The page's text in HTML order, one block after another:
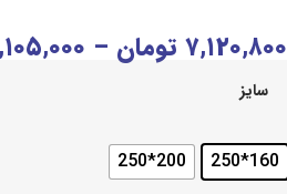
۷,۱۲۰,۸۰۰ تومان –
سایز
160*250
200*250